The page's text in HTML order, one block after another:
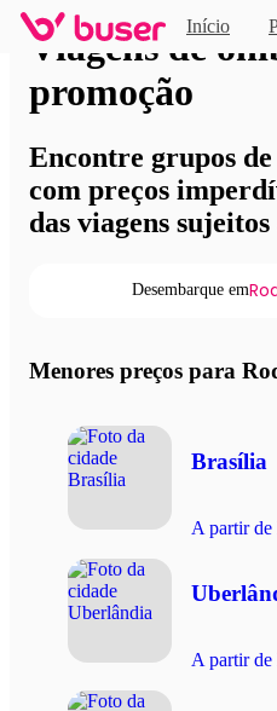
Início
Viagens de
promoção
Encontre grupos
com preços
das viagens
Desembarque em
Menores preços para
Brasília
A partir de
A partir de